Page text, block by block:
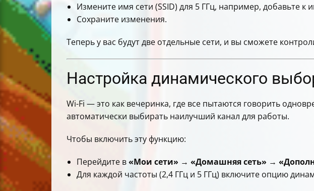
Измените имя сети (SSID) для 5 ГГц, например, добавьте к
Сохраните изменения.
Теперь у вас будут две отдельные сети, и вы сможете
Настройка динамического
Wi-Fi — это как вечеринка, где все пытаются говорить
автоматически выбирать наилучший канал для работы.
Чтобы включить эту функцию:
Перейдите в«Мои сети» → «Домашняя сеть» →
Для каждой частоты (2,4 ГГц и 5 ГГц) включите опцию